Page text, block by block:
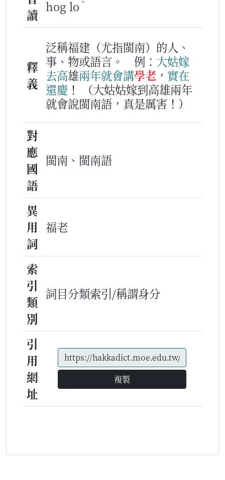
讀
hog lo ˋ
釋
義
泛稱福建（尤指閩南）的人、
事、物或語言。
例： 大姑嫁
去高雄兩年就會講學老 ， 實在
還慶 ！
（大姑姑嫁到高雄兩年
就會說閩南語，真是厲害！）
對
應
國
語
閩南、閩南語
異
用
詞
福老
索
引
類
別
詞目分類索引/稱謂身分
引
用
網
址
複製